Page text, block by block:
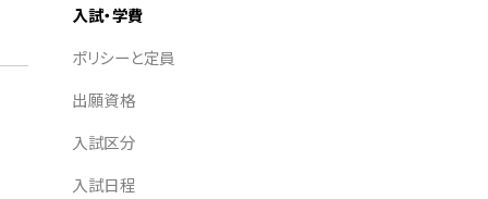
入試・学費
ポリシーと定員
出願資格
入試区分
入試日程